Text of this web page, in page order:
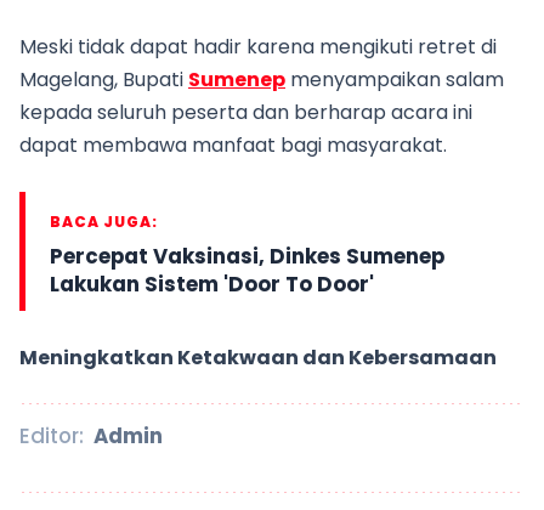
Meski tidak dapat hadir karena mengikuti retret di
Magelang, Bupati Sumenep menyampaikan salam
kepada seluruh peserta dan berharap acara ini
dapat membawa manfaat bagi masyarakat.
BACA JUGA:
Percepat Vaksinasi, Dinkes Sumenep
Lakukan Sistem 'Door To Door'
Meningkatkan Ketakwaan dan Kebersamaan
Editor: Admin